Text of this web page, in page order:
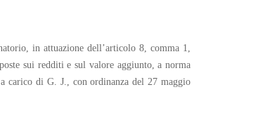
in attuazione dell’articolo 8, comma 1,
sui redditi e sul valore aggiunto, a norma
carico di G. J., con ordinanza del 27 maggio